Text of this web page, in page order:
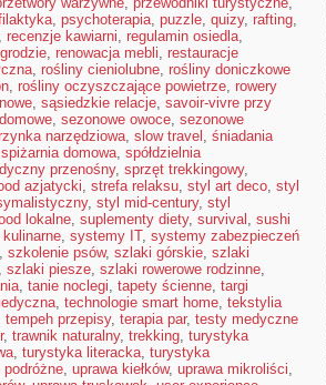
, psychoterapia, puzzle, quizy, rafting,
, recenzje kawiarni, regulamin osiedla,
, renowacja mebli, restauracje
, rośliny cieniolubne, rośliny doniczkowe
, rośliny oczyszczające powietrze, rowery
, sąsiedzkie relacje, savoir-vivre przy
, sezonowe owoce, sezonowe
narzędziowa, slow travel , śniadania
spiżarnia domowa, spółdzielnia
przenośny, sprzęt trekkingowy,
azjatycki, strefa relaksu, styl art deco, styl
, styl mid-century, styl
lokalne, suplementy diety, survival , sushi
, systemy IT, systemy zabezpieczeń
, szkolenie psów, szlaki górskie, szlaki
, szlaki piesze, szlaki rowerowe rodzinne,
, tanie noclegi, tapety ścienne, targi
, technologie smart home, tekstylia
tempeh przepisy, terapia par, testy medyczne
, trawnik naturalny, trekking, turystyka
, turystyka literacka, turystyka
, uprawa kiełków, uprawa mikroliści,